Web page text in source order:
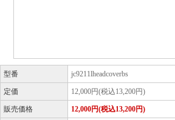
型番 jc9211lheadcoverbs
定価 12,000円(税込13,200円)
販売価格 12,000円(税込13,200円)